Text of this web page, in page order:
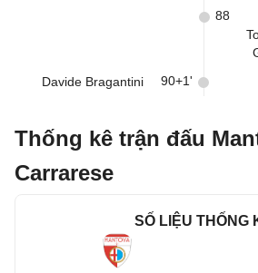
88
Davide Bragantini 90+1'
Thống kê trận đấu
Carrarese
SỐ LIỆU THỐNG